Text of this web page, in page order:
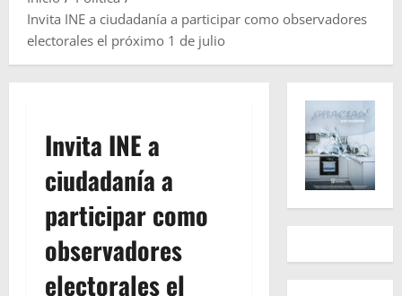
Invita INE a ciudadanía a participar como observadores
electorales el próximo 1 de julio
Invita INE a
ciudadanía a
participar como
observadores
electorales el